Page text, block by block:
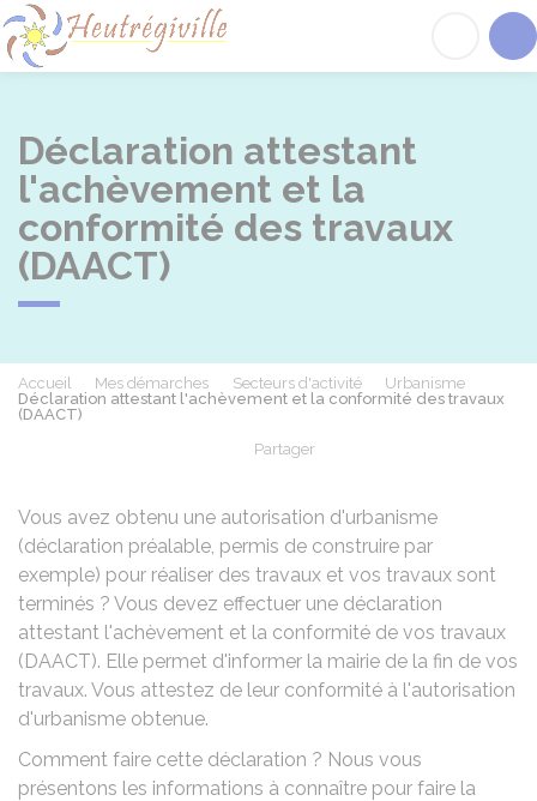
Déclaration attestant
l'achèvement et la
conformité des travaux
(DAACT)
Accueil Mes démarches Secteurs d'activité
Urbanisme
Déclaration attestant l'achèvement et la conformité des travaux
(DAACT)
Partager
Vous avez obtenu une autorisation d'urbanisme
(déclaration préalable, permis de construire par
exemple) pour réaliser des travaux et vos travaux sont
terminés ? Vous devez effectuer une déclaration
attestant l'achèvement et la conformité de vos travaux
(DAACT). Elle permet d'informer la mairie de la fin de vos
travaux. Vous attestez de leur conformité à l'autorisation
d'urbanisme obtenue.
Comment faire cette déclaration ? Nous vous
présentons les informations à connaître pour faire la